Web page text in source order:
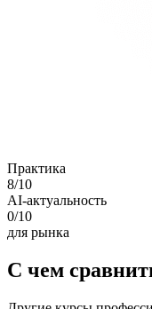
Практика
8/10
AI-актуальность
0/10
для рынка
С чем